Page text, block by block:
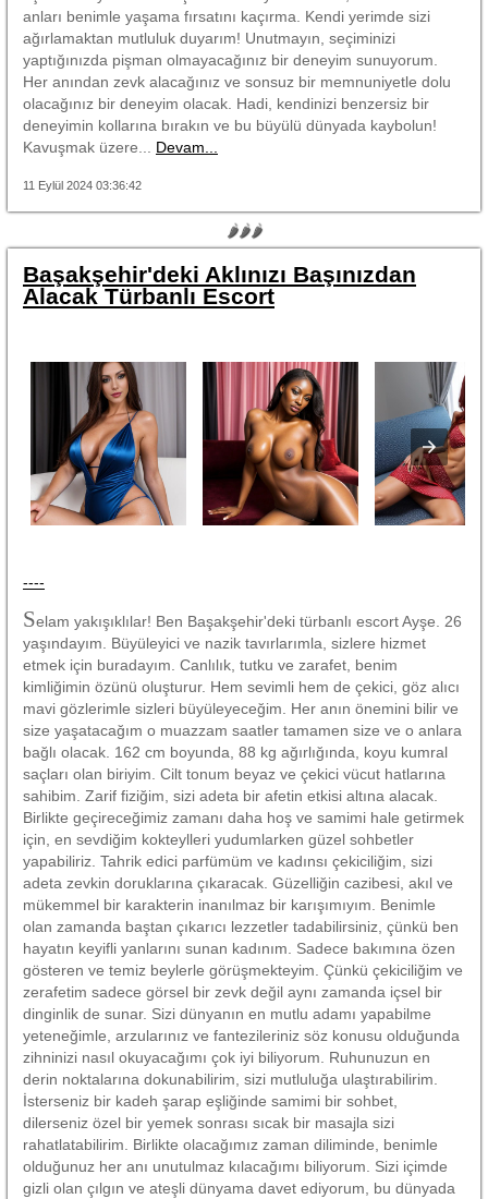
anları benimle yaşama fırsatını kaçırma. Kendi yerimde sizi
ağırlamaktan mutluluk duyarım! Unutmayın, seçiminizi
yaptığınızda pişman olmayacağınız bir deneyim sunuyorum.
Her anından zevk alacağınız ve sonsuz bir memnuniyetle dolu
olacağınız bir deneyim olacak. Hadi, kendinizi benzersiz bir
deneyimin kollarına bırakın ve bu büyülü dünyada kaybolun!
Kavuşmak üzere... Devam...
11 Eylül 2024 03:36:42
🌶🌶🌶
Başakşehir'deki Aklınızı Başınızdan
Alacak Türbanlı Escort
----
Selam yakışıklılar! Ben Başakşehir'deki türbanlı escort Ayşe. 26
yaşındayım. Büyüleyici ve nazik tavırlarımla, sizlere hizmet
etmek için buradayım. Canlılık, tutku ve zarafet, benim
kimliğimin özünü oluşturur. Hem sevimli hem de çekici, göz alıcı
mavi gözlerimle sizleri büyüleyeceğim. Her anın önemini bilir ve
size yaşatacağım o muazzam saatler tamamen size ve o anlara
bağlı olacak. 162 cm boyunda, 88 kg ağırlığında, koyu kumral
saçları olan biriyim. Cilt tonum beyaz ve çekici vücut hatlarına
sahibim. Zarif fiziğim, sizi adeta bir afetin etkisi altına alacak.
Birlikte geçireceğimiz zamanı daha hoş ve samimi hale getirmek
için, en sevdiğim kokteylleri yudumlarken güzel sohbetler
yapabiliriz. Tahrik edici parfümüm ve kadınsı çekiciliğim, sizi
adeta zevkin doruklarına çıkaracak. Güzelliğin cazibesi, akıl ve
mükemmel bir karakterin inanılmaz bir karışımıyım. Benimle
olan zamanda baştan çıkarıcı lezzetler tadabilirsiniz, çünkü ben
hayatın keyifli yanlarını sunan kadınım. Sadece bakımına özen
gösteren ve temiz beylerle görüşmekteyim. Çünkü çekiciliğim ve
zerafetim sadece görsel bir zevk değil aynı zamanda içsel bir
dinginlik de sunar. Sizi dünyanın en mutlu adamı yapabilme
yeteneğimle, arzularınız ve fantezileriniz söz konusu olduğunda
zihninizi nasıl okuyacağımı çok iyi biliyorum. Ruhunuzun en
derin noktalarına dokunabilirim, sizi mutluluğa ulaştırabilirim.
İsterseniz bir kadeh şarap eşliğinde samimi bir sohbet,
dilerseniz özel bir yemek sonrası sıcak bir masajla sizi
rahatlatabilirim. Birlikte olacağımız zaman diliminde, benimle
olduğunuz her anı unutulmaz kılacağımı biliyorum. Sizi içimde
gizli olan çılgın ve ateşli dünyama davet ediyorum, bu dünyada